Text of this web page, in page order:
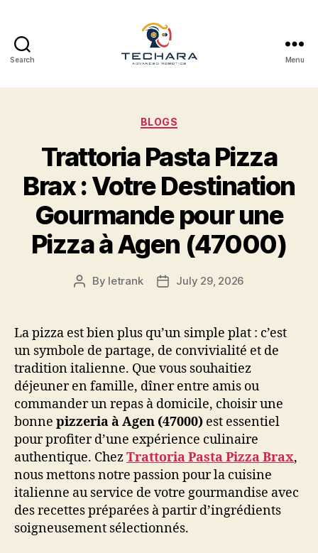
Search Menu
Categories
BLOGS
Trattoria Pasta Pizza
Brax : Votre Destination
Gourmande pour une
Pizza à Agen (47000)
Post
By letrank
PostJuly 29, 2026
La pizza est bien plus qu’un simple plat : c’est
un symbole de partage, de convivialité et de
tradition italienne. Que vous souhaitiez
déjeuner en famille, dîner entre amis ou
commander un repas à domicile, choisir une
bonne pizzeria à Agen (47000) est essentiel
pour profiter d’une expérience culinaire
authentique. ChezTrattoria Pasta Pizza Brax,
nous mettons notre passion pour la cuisine
italienne au service de votre gourmandise avec
des recettes préparées à partir d’ingrédients
soigneusement sélectionnés.